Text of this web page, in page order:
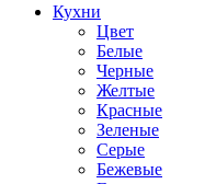
Кухни
Цвет
Белые
Черные
Желтые
Красные
Зеленые
Серые
Бежевые